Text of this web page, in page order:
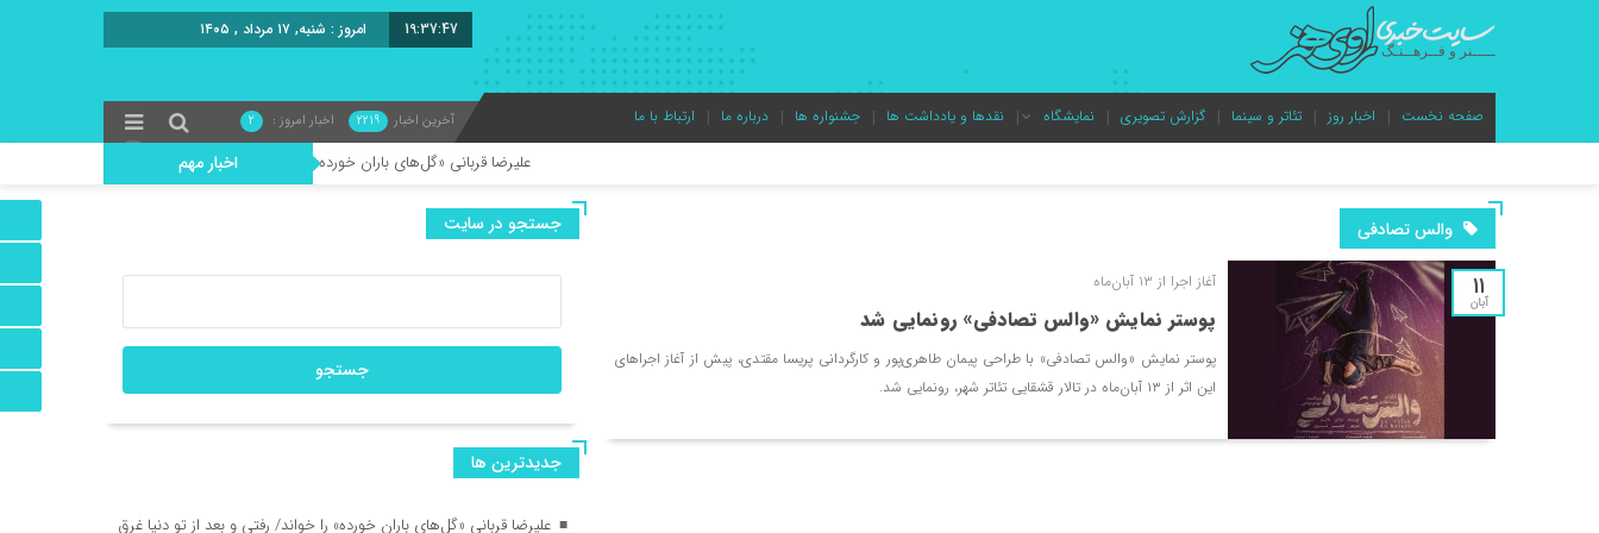
19:37:49 امروز : شنبه, ۱۷ مرداد , ۱۴۰۵
صفحه نخست اخبار روز تئاتر و سینما گزارش تصویری نمایشگاه نقدها و یادداشت ها جشنواره ها درباره ما ارتباط با ما آخرین اخبار 2219 اخبار امروز : 2
اخبار مهم
علیرضا قربانی «گل‌های باران خورده» را خواند/ رفتی و بعد از تو دنیا غرق شد در گریه‌هایم
“بایکوت” روی صحنه می‌رود/ حسین میرزائیان با هفت نقش در یک نمایش!
کنسرت علیرضا قربانی به زودی در شیراز
آغاز رویدادهای بیست‌ویکمین جشنواره بین‌المللی نمایش عروسکی تهران–مبارک در موزه هنرهای معاصر تهران
«خالده» در راه ایتالیا/ موفقیت تازه برای مدرسه فیلم پدرام صدرائی
والس تصادفی
11
آبان
آغاز اجرا از ۱۳ آبان‌ماه
پوستر نمایش «والس تصادفی» رونمایی شد
پوستر نمایش «والس تصادفی» با طراحی پیمان طاهری‌پور و کارگردانی پریسا مقتدی، پیش از آغاز اجراهای
این اثر از ۱۳ آبان‌ماه در تالار قشقایی تئاتر شهر، رونمایی شد.
جستجو در سایت
جديدترين ها
علیرضا قربانی «گل‌های باران خورده» را خواند/ رفتی و بعد از تو دنیا غرق